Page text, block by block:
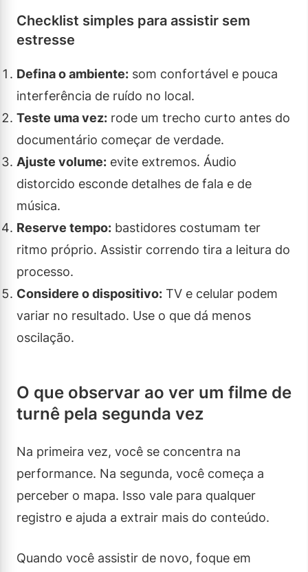
Checklist simples para assistir sem
estresse
Defina o ambiente: som confortável e pouca
interferência de ruído no local.
Teste uma vez: rode um trecho curto antes do
documentário começar de verdade.
Ajuste volume: evite extremos. Áudio
distorcido esconde detalhes de fala e de
música.
Reserve tempo: bastidores costumam ter
ritmo próprio. Assistir correndo tira a leitura do
processo.
Considere o dispositivo: TV e celular podem
variar no resultado. Use o que dá menos
oscilação.
O que observar ao ver um filme de
turnê pela segunda vez
Na primeira vez, você se concentra na
performance. Na segunda, você começa a
perceber o mapa. Isso vale para qualquer
registro e ajuda a extrair mais do conteúdo.
Quando você assistir de novo, foque em